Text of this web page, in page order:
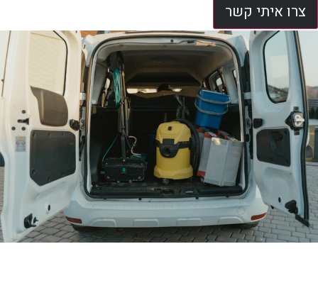
צרו איתי קשר